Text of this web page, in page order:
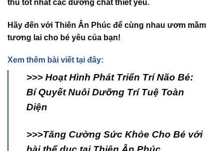
thu tốt nhất các dưỡng chất thiết yếu.
Hãy đến với Thiên Ân Phúc để cùng nhau ươm mầm
tương lai cho bé yêu của bạn!
Xem thêm bài viết tại đây:
>>> Hoạt Hình Phát Triển Trí Não Bé:
Bí Quyết Nuôi Dưỡng Trí Tuệ Toàn
Diện
>>>Tăng Cường Sức Khỏe Cho Bé với